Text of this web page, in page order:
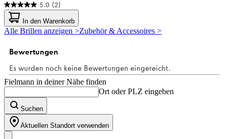
5.0 (2)
5.0
von
5
Sternen.
Bewertungen
In den Warenkorb
Alle Brillen anzeigen >Zubehör & Accessoires >
Fielmann in deiner Nähe finden
Ort oder PLZ eingeben
Suchen
Aktuellen Standort verwenden